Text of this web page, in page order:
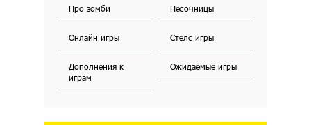
Про зомби Песочницы
Онлайн игры Стелс игры
Дополнения к
играм
Ожидаемые игры